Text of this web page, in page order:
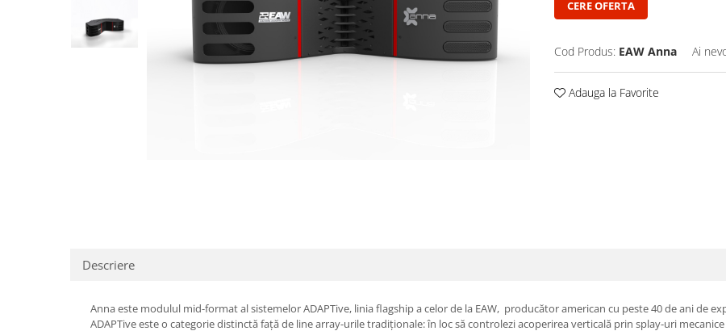
Accesorii Generale
Adaptoare Audio
Cabluri la metru
Proiectoare Lumini
CERE OFERTA
Cod Produs: EAW Anna Ai
Adauga la Favorite
Descriere
Anna este modulul mid-format al sistemelor ADAPTive, linia flagship a celor de la EAW, producător american cu peste 40 de ani de
ADAPTive este o categorie distinctă față de line array-urile tradiționale: în loc să controlezi acoperirea verticală prin splay-uri